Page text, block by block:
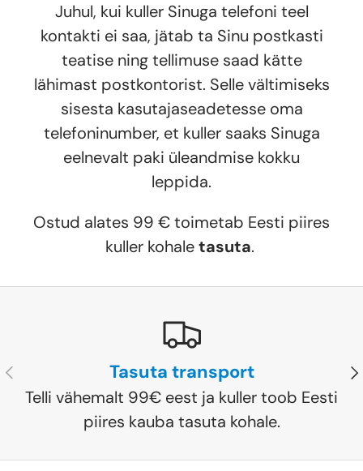
Juhul, kui kuller Sinuga telefoni teel
kontakti ei saa, jätab ta Sinu postkasti
teatise ning tellimuse saad kätte
lähimast postkontorist. Selle vältimiseks
sisesta kasutajaseadetesse oma
telefoninumber, et kuller saaks Sinuga
eelnevalt paki üleandmise kokku
leppida.
Ostud alates 99 € toimetab Eesti piires
kuller kohaletasuta.
Eelmine Tasuta transport
Telli vähemalt 99€ eest ja kuller toob Eesti
piires kauba tasuta kohale.